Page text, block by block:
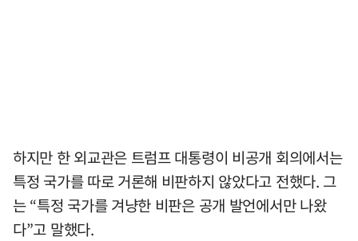
하지만 한 외교관은 트럼프 대통령이 비공개 회의에서는
특정 국가를 따로 거론해 비판하지 않았다고 전했다. 그
는 “특정 국가를 겨냥한 비판은 공개 발언에서만 나왔
다”고 말했다.